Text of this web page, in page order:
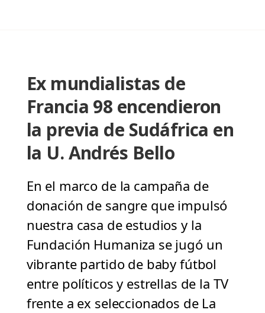
Ex mundialistas de
Francia 98 encendieron
la previa de Sudáfrica en
la U. Andrés Bello
En el marco de la campaña de
donación de sangre que impulsó
nuestra casa de estudios y la
Fundación Humaniza se jugó un
vibrante partido de baby fútbol
entre políticos y estrellas de la TV
frente a ex seleccionados de La